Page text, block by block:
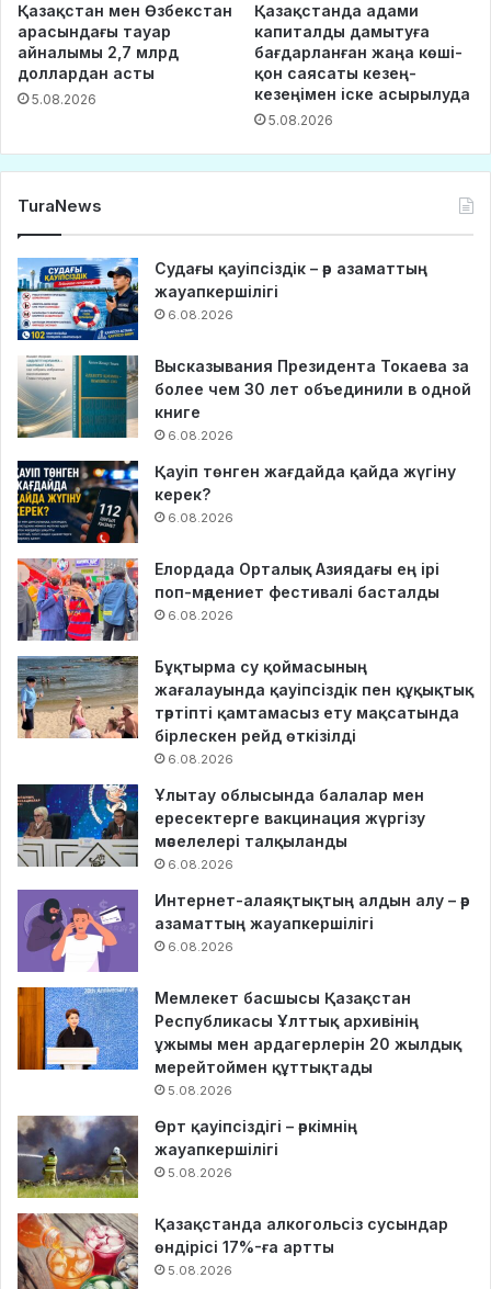
Қазақстан мен Өзбекстан
арасындағы тауар
айналымы 2,7 млрд
доллардан асты
5.08.2026
Қазақстанда адами
капиталды дамытуға
бағдарланған жаңа көші-
қон саясаты кезең-
кезеңімен іске асырылуда
5.08.2026
TuraNews
Судағы қауіпсіздік – әр азаматтың
жауапкершілігі
6.08.2026
Высказывания Президента Токаева за
более чем 30 лет объединили в одной
книге
6.08.2026
Қауіп төнген жағдайда қайда жүгіну
керек?
6.08.2026
Елордада Орталық Азиядағы ең ірі
поп-мәдениет фестивалі басталды
6.08.2026
Бұқтырма су қоймасының
жағалауында қауіпсіздік пен құқықтық
тәртіпті қамтамасыз ету мақсатында
бірлескен рейд өткізілді
6.08.2026
Ұлытау облысында балалар мен
ересектерге вакцинация жүргізу
мәселелері талқыланды
6.08.2026
Интернет-алаяқтықтың алдын алу – әр
азаматтың жауапкершілігі
6.08.2026
Мемлекет басшысы Қазақстан
Республикасы Ұлттық архивінің
ұжымы мен ардагерлерін 20 жылдық
мерейтоймен құттықтады
5.08.2026
Өрт қауіпсіздігі – әркімнің
жауапкершілігі
5.08.2026
Қазақстанда алкогольсіз сусындар
өндірісі 17%-ға артты
5.08.2026